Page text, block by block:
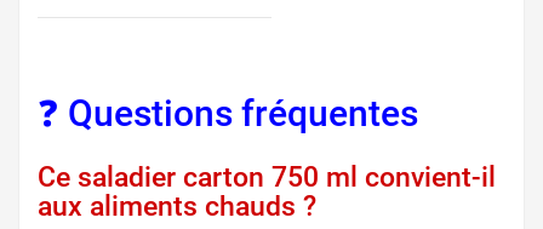
❓ Questions fréquentes
Ce saladier carton 750 ml convient-il
aux aliments chauds ?